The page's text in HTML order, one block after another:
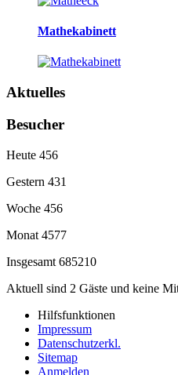
Mathekabinett
Aktuelles
Besucher
Heute 456
Gestern 431
Woche 456
Monat 4577
Insgesamt 685210
Aktuell sind 2 Gäste und keine
Hilfsfunktionen
Impressum
Datenschutzerkl.
Sitemap
Anmelden